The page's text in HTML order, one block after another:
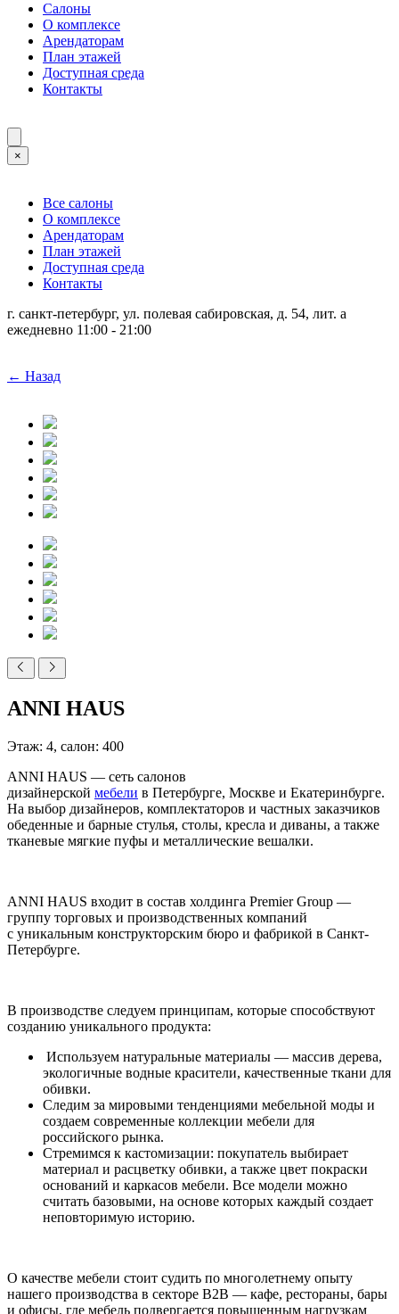
Салоны
О комплексе
Арендаторам
План этажей
Доступная среда
Контакты
×
Все салоны
О комплексе
Арендаторам
План этажей
Доступная среда
Контакты
г. санкт-петербург, ул. полевая сабировская, д. 54, лит. а
ежедневно 11:00 - 21:00
← Назад
ANNI HAUS
Этаж: 4, салон: 400
ANNI HAUS — сеть салонов
дизайнерской мебели в Петербурге, Москве и Екатеринбурге.
На выбор дизайнеров, комплектаторов и частных заказчиков
обеденные и барные стулья, столы, кресла и диваны, а также
тканевые мягкие пуфы и металлические вешалки.
ANNI HAUS входит в состав холдинга Premier Group —
группу торговых и производственных компаний
с уникальным конструкторским бюро и фабрикой в Санкт-
Петербурге.
В производстве следуем принципам, которые способствуют
созданию уникального продукта:
Используем натуральные материалы — массив дерева,
экологичные водные красители, качественные ткани для
обивки.
Следим за мировыми тенденциями мебельной моды и
создаем современные коллекции мебели для
российского рынка.
Стремимся к кастомизации: покупатель выбирает
материал и расцветку обивки, а также цвет покраски
оснований и каркасов мебели. Все модели можно
считать базовыми, на основе которых каждый создает
неповторимую историю.
О качестве мебели стоит судить по многолетнему опыту
нашего производства в секторе B2B — кафе, рестораны, бары
и офисы, где мебель подвергается повышенным нагрузкам